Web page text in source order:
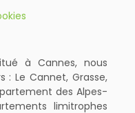
à Cannes, nous
: Le Cannet, Grasse,
des Alpes-
limitrophes